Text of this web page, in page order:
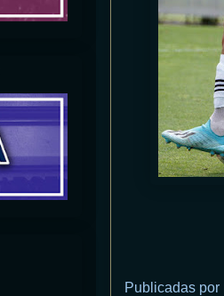
Publicadas por